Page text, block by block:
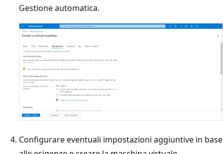
Gestione automatica.
Configurare eventuali impostazioni aggiuntive in base